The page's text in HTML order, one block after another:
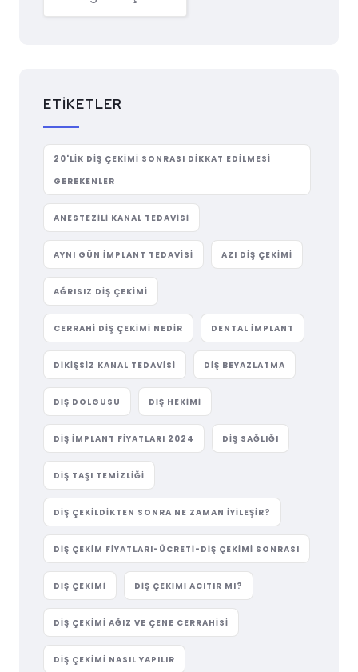
ETIKETLER
20'LIK DIŞ ÇEKIMI SONRASI DIKKAT EDILMESI
GEREKENLER
ANESTEZILI KANAL TEDAVISI
AYNI GÜN IMPLANT TEDAVISI AZI DIŞ ÇEKIMI
AĞRISIZ DIŞ ÇEKIMI
CERRAHI DIŞ ÇEKIMI NEDIR DENTAL IMPLANT
DIKIŞSIZ KANAL TEDAVISI DIŞ BEYAZLATMA
DIŞ DOLGUSU DIŞ HEKIMI
DIŞ IMPLANT FIYATLARI 2024 DIŞ SAĞLIĞI
DIŞ TAŞI TEMIZLIĞI
DIŞ ÇEKILDIKTEN SONRA NE ZAMAN İYILEŞIR?
DIŞ ÇEKIM FIYATLARI-ÜCRETI-DIŞ ÇEKIMI SONRASI
DIŞ ÇEKIMI DIŞ ÇEKIMI ACITIR MI?
DIŞ ÇEKIMI AĞIZ VE ÇENE CERRAHISI
DIŞ ÇEKIMI NASIL YAPILIR